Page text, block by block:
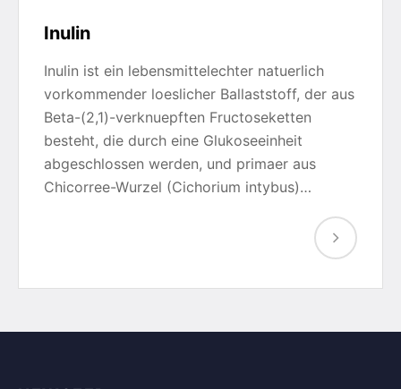
Inulin
Inulin ist ein lebensmittelechter natuerlich
vorkommender loeslicher Ballaststoff, der aus
Beta-(2,1)-verknuepften Fructoseketten
besteht, die durch eine Glukoseeinheit
abgeschlossen werden, und primaer aus
Chicorree-Wurzel (Cichorium intybus)…